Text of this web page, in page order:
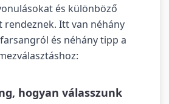
és különböző
rendeznek. Itt van néhány
és néhány tipp a
hogyan válasszunk